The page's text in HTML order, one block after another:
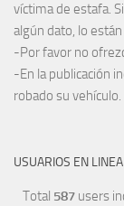
víctima de estafa.
algún dato, lo
-Por favor no
-En la publicación
robado su vehículo.
USUARIOS EN LINEA
Total 587 users